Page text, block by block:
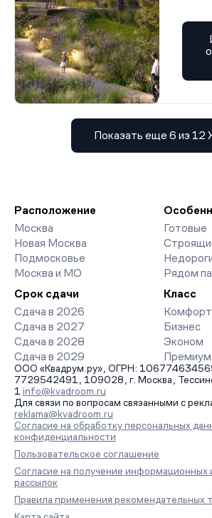
Показать еще 6 из 12
Расположение
Москва
Новая Москва
Подмосковье
Москва и МО
Готовые
Рядом
Срок сдачи
Сдача в 2026
Сдача в 2027
Сдача в 2028
Сдача в 2029
Класс
Комфорт
Бизнес
Эконом
Премиум
ООО «Квадрум.ру», ОГРН:
7729542491, 109028, г. Москва,
1 info@kvadroom.ru
Для связи по вопросам связанными с
reklama@kvadroom.ru
Согласие на обработку персональных
конфиденциальности
Пользовательское соглашение
Согласие на получение информационных
рассылок
Правила применения рекомендательных